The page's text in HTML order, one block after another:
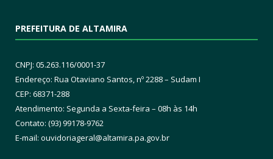
PREFEITURA DE ALTAMIRA
CNPJ: 05.263.116/0001-37
Endereço: Rua Otaviano Santos, nº 2288 – Sudam I
CEP: 68371-288
Atendimento: Segunda a Sexta-feira – 08h às 14h
Contato: (93) 99178-9762
E-mail: ouvidoriageral@altamira.pa.gov.br